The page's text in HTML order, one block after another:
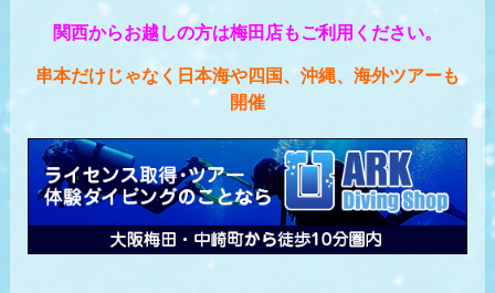
関西からお越しの方は梅田店もご利用ください。
串本だけじゃなく日本海や四国、沖縄、海外ツアーも
開催